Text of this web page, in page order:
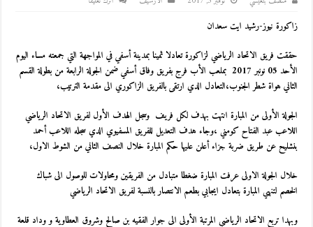
زاكورة نيوز-رشيد ايت سعدان
حققت فريق الاتحاد الرياضي لزاكورة تعادلا ثمينا بمدينة أسفي في المواجهة التي جمعته مساء اليوم
الأحد 05 نونبر 2017
بملعب الأب فرج بفريق وفاق أسفي ضمن الجولة الرابعة من بطولة القسم
الثاني هواة شطر الجنوب،التعادل الدي ارتقى بالفريق الزاكوري الى مقدمة الترتيب،
الجولة الأولى من المبارة انتهت بهدف لكل فريف وسجل الهدف الأول لفريق الاتحاد الرياضي
اللاعب عبد الفتاح كومني ،وجاء هدف التعديل للفريق المسفيوي الدي سجله اللاعب أحمد
بنشليح عن طريق ضربة جزاء أعلن عليها حكم المبارة خلال النصف الثاني من الشوط الاول،
خلال الجولة الاولى عرفت المبارة ضغطا متبادل من الفريقين ومحاولات للوصول الى شباك
الخصم لتنهي المبارة بتعادل ايجابي بطعم الانتصار بالنسبة لفريق الاتحاد الرياضي
وبهدا تربع الاتحاد الرياضي المرتبة الأولى الى جوار الفقيه بن صالح وشروق العطاوية و وداد قلعة